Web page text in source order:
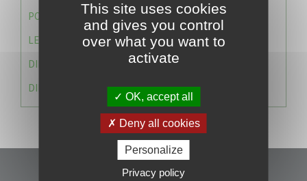
POLICE MUNICIPALE
LE CABINET DU MAIRE
DIRECTION DES RESSOURCES ET MOYENS
DIRECTION DU DEVELLOPPEMENT URBAIN DURABL
This site uses cookies
and gives you control
over what you want to
activate
OK, accept all
Deny all cookies
Personalize
Privacy policy